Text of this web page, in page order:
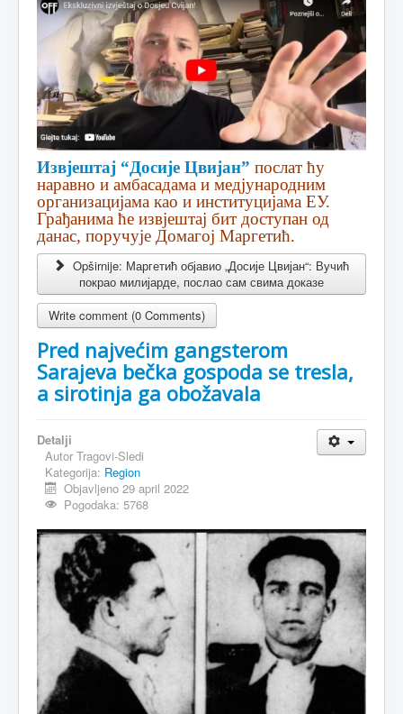
Извјештај “Досије Цвијан” послат ћу
наравно и амбасадама и медјународним
организацијама као и институцијама ЕУ.
Грађанима ће извјештај бит доступан од
данас, поручује Домагој Маргетић.
Opširnije: Маргетић објавио „Досије Цвијан“: Вучић
покрао милијарде, послао сам свима доказе
Write comment (0 Comments)
Pred najvećim gangsterom
Sarajeva bečka gospoda se tresla,
a sirotinja ga obožavala
Detalji
Autor Tragovi-Sledi
Kategorija: Region
Objavljeno 29 april 2022
Pogodaka: 5768